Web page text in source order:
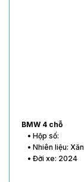
BMW 4 chỗ
• Hộp số:
• Nhiên liệu:
• Đời xe: 2024